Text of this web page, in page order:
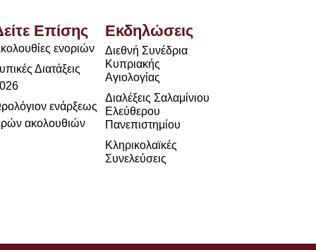
Επίσης
ενοριών
Διατάξεις
ενάρξεως
ακολουθιών
Εκδηλώσεις
Διεθνή Συνέδρια
Κυπριακής
Αγιολογίας
Διαλέξεις Σαλαμίνιου
Ελεύθερου
Πανεπιστημίου
Κληρικολαϊκές
Συνελεύσεις